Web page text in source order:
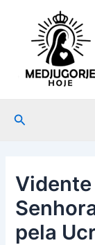
conteúdo
Pesquisar
pela
navigation